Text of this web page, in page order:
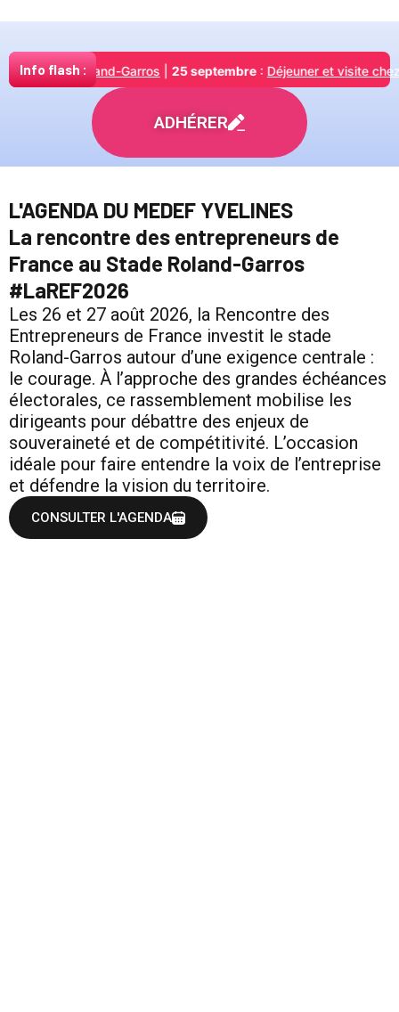
Info flash :
Roland-Garros|25 septembre:Déjeuner et visite chez
ADHÉRER
L'AGENDA DU MEDEF YVELINES
La rencontre des entrepreneurs de
France au Stade Roland-Garros
#LaREF2026
Les 26 et 27 août 2026, la Rencontre des
Entrepreneurs de France investit le stade
Roland-Garros autour d’une exigence centrale :
le courage. À l’approche des grandes échéances
électorales, ce rassemblement mobilise les
dirigeants pour débattre des enjeux de
souveraineté et de compétitivité. L’occasion
idéale pour faire entendre la voix de l’entreprise
et défendre la vision du territoire.
CONSULTER L'AGENDA